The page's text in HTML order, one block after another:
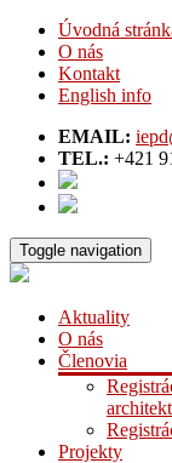
Úvodná
O nás
Kontakt
English info
EMAIL:
TEL.: +421
Toggle navigation
Aktuality
O nás
Členovia
Projekty